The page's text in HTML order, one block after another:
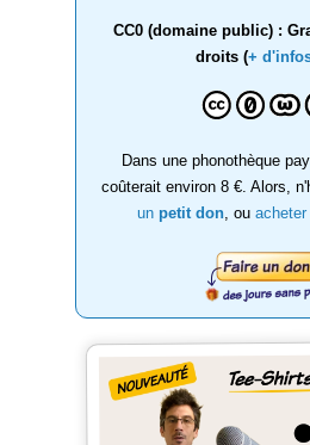
CC0 (domaine public) :
droits (+
Dans une phonothèque
coûterait environ 8 €. Alors,
un petit don , ou acheter